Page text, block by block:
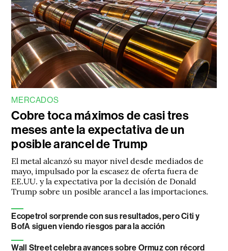
MERCADOS
Cobre toca máximos de casi tres
meses ante la expectativa de un
posible arancel de Trump
El metal alcanzó su mayor nivel desde mediados de
mayo, impulsado por la escasez de oferta fuera de
EE.UU. y la expectativa por la decisión de Donald
Trump sobre un posible arancel a las importaciones.
Ecopetrol sorprende con sus resultados, pero Citi y
BofA siguen viendo riesgos para la acción
Wall Street celebra avances sobre Ormuz con récord